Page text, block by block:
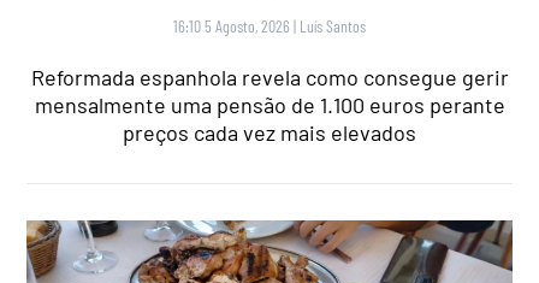
16:10 5 Agosto, 2026 | Luís Santos
Reformada espanhola revela como consegue gerir
mensalmente uma pensão de 1.100 euros perante
preços cada vez mais elevados